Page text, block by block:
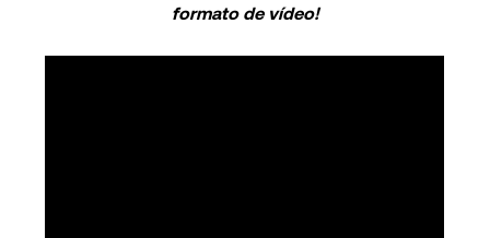
formato de vídeo!